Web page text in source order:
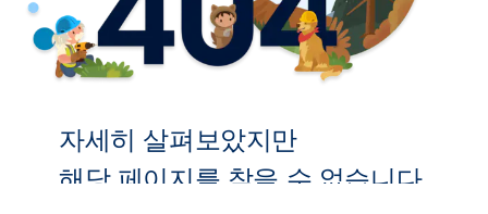
자세히 살펴보았지만
해당 페이지를 찾을 수 없습니다.